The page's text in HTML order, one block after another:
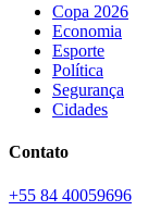
Copa 2026
Economia
Esporte
Política
Segurança
Cidades
Contato
+55 84 40059696